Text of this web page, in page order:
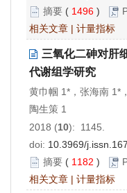
摘要 ( 1496 )
相关文章 | 计量指标
三氧化二砷对肝
代谢组学研究
黄巾帼 1*，张海南 1*
陶生策 1
2018 (10): 1145.
doi: 10.3969/
摘要 ( 1182 )
相关文章 | 计量指标